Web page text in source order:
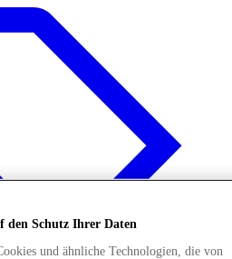
den Schutz Ihrer Daten
und ähnliche Technologien, die von